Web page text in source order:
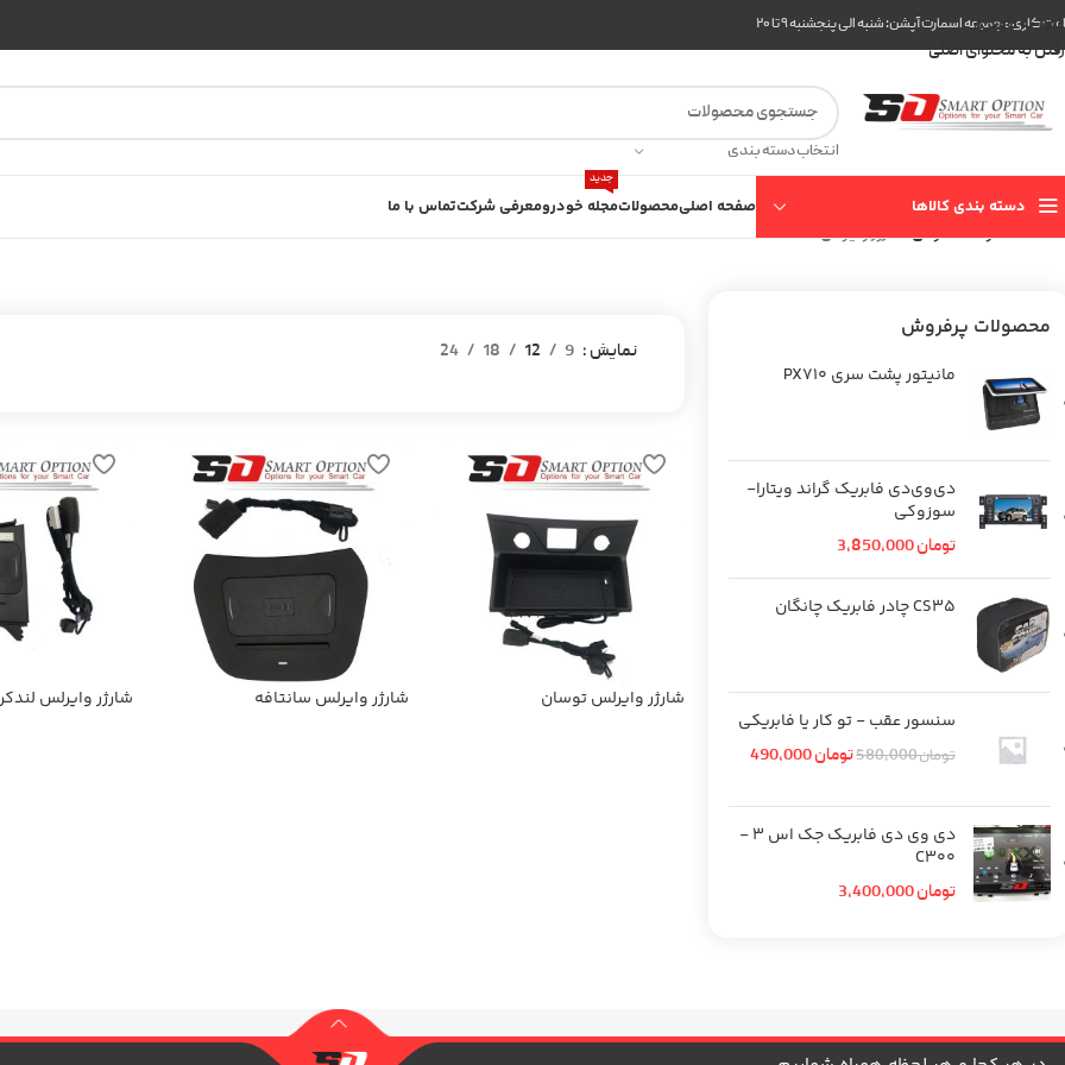
عبور به ناوبری
رفتن به محتوای اصلی
کاری مجموعه اسمارت آپشن: شنبه الی پنجشنبه ۹ تا ۲۰
انتخاب دسته بندی
دسته بندی کالاها صفحه اصلیمحصولاتمجله خودرو
جدید
معرفی شرکتتماس با ما
خانه محصولات عمومی شارژر وایرلس
محصولات پرفروش
مانیتور پشت سری PX710
دی‌وی‌دی فابریک گراند ویتارا-
سوزوکی
تومان
CS35 چادر فابریک چانگان
سنسور عقب - تو کار یا فابریکی
تومان580,000 تومان
دی وی دی فابریک جک اس 3 -
C300
تومان
نمایش 9
12
18
24
شارژر وایرلس توسان شارژر وایرلس سانتافه شارژر وایرلس